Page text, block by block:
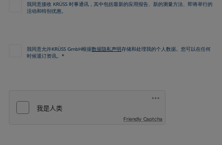
我同意接收 KRÜSS 时事通讯，其中包括最新的应用报告、新的测量方法、即将举行的
活动和特别优惠。
我同意允许KRÜSS GmbH根据数据隐私声明存储和处理我的个人数据。您可以在任何
时候退订资讯。*
Friendly Captcha